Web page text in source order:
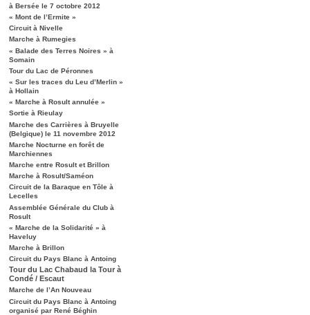
à Bersée le 7 octobre 2012
« Mont de l’Ermite »
Circuit à Nivelle
Marche à Rumegies
« Balade des Terres Noires » à
Somain
Tour du Lac de Péronnes
« Sur les traces du Leu d’Merlin »
à Hollain
« Marche à Rosult annulée »
Sortie à Rieulay
Marche des Carrières à Bruyelle
(Belgique) le 11 novembre 2012
Marche Nocturne en forêt de
Marchiennes
Marche entre Rosult et Brillon
Marche à Rosult/Saméon
Circuit de la Baraque en Tôle à
Lecelles
Assemblée Générale du Club à
Rosult
« Marche de la Solidarité » à
Haveluy
Marche à Brillon
Circuit du Pays Blanc à Antoing
Tour du Lac Chabaud la Tour à
Condé / Escaut
Marche de l’An Nouveau
Circuit du Pays Blanc à Antoing
organisé par René Béghin